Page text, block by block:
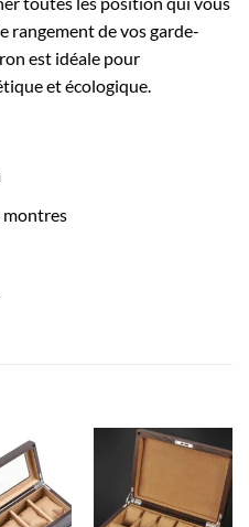
rangement de vos garde-
est idéale pour
et écologique.
montres